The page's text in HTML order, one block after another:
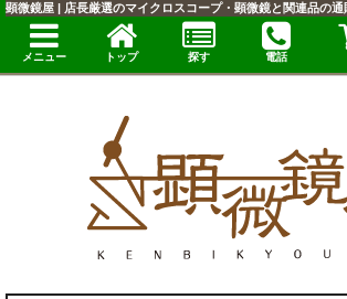
顕微鏡屋 | 店長厳選のマイクロスコープ・顕微鏡と関連品の
メニュー トップ 探す 電話